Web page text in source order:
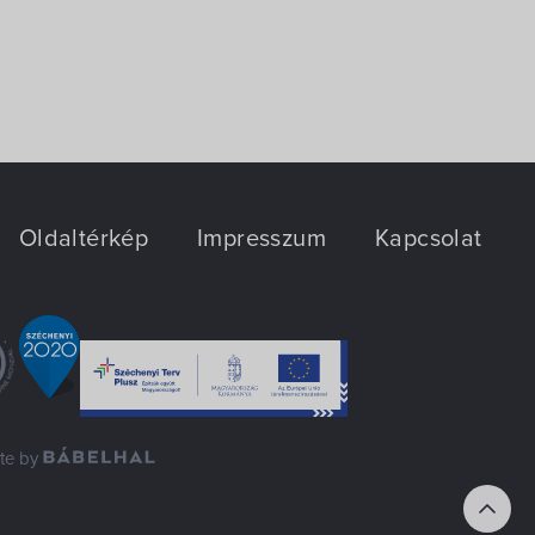
Oldaltérkép Impresszum Kapcsolat
by